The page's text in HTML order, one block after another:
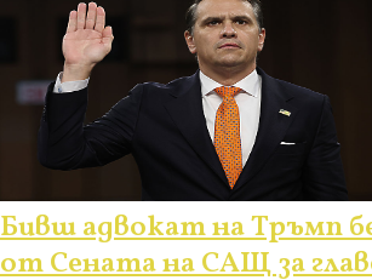
Бивш адвокат на Тръмп
от Сената на САЩ за